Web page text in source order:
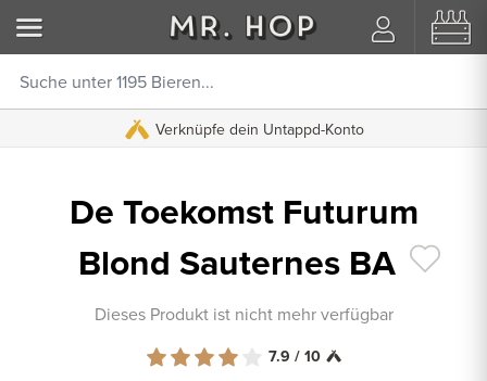
Verknüpfe dein Untappd-Konto
De Toekomst Futurum
Blond Sauternes BA
Dieses Produkt ist nicht mehr verfügbar
7.9 / 10